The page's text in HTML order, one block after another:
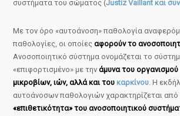
συστήματα του σώματος (Justiz Vaillant και
Με τον όρο «αυτοάνοση» παθολογία
παθολογίες, οι οποίεςαφορούν το
Ανοσοποιητικό σύστημα ονομάζεται το
«επιφορτισμένο» με τηνάμυνα του οργανισμού
μικροβίων, ιών, αλλά και τουκαρκίνου. Η
αυτοάνοσων παθολογιών χαρακτηρίζεται από
«επιθετικότητα» του ανοσοποιητικού